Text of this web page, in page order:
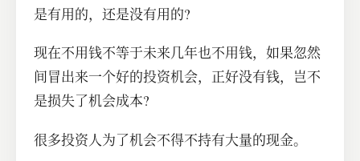
是有用的，还是没有用的?
现在不用钱不等于未来几年也不用钱，如果忽然
间冒出来一个好的投资机会，正好没有钱，岂不
是损失了机会成本?
很多投资人为了机会不得不持有大量的现金。